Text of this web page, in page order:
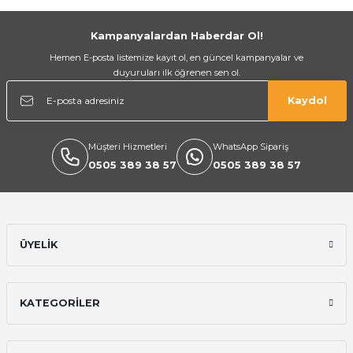
Kampanyalardan Haberdar Ol!
Hemen E-posta listemize kayıt ol, en güncel kampanyalar ve
duyuruları ilk öğrenen sen ol.
Kaydol
Müşteri Hizmetleri
0505 389 38 57
WhatsApp Sipariş
0505 389 38 57
ÜYELİK
KATEGORİLER